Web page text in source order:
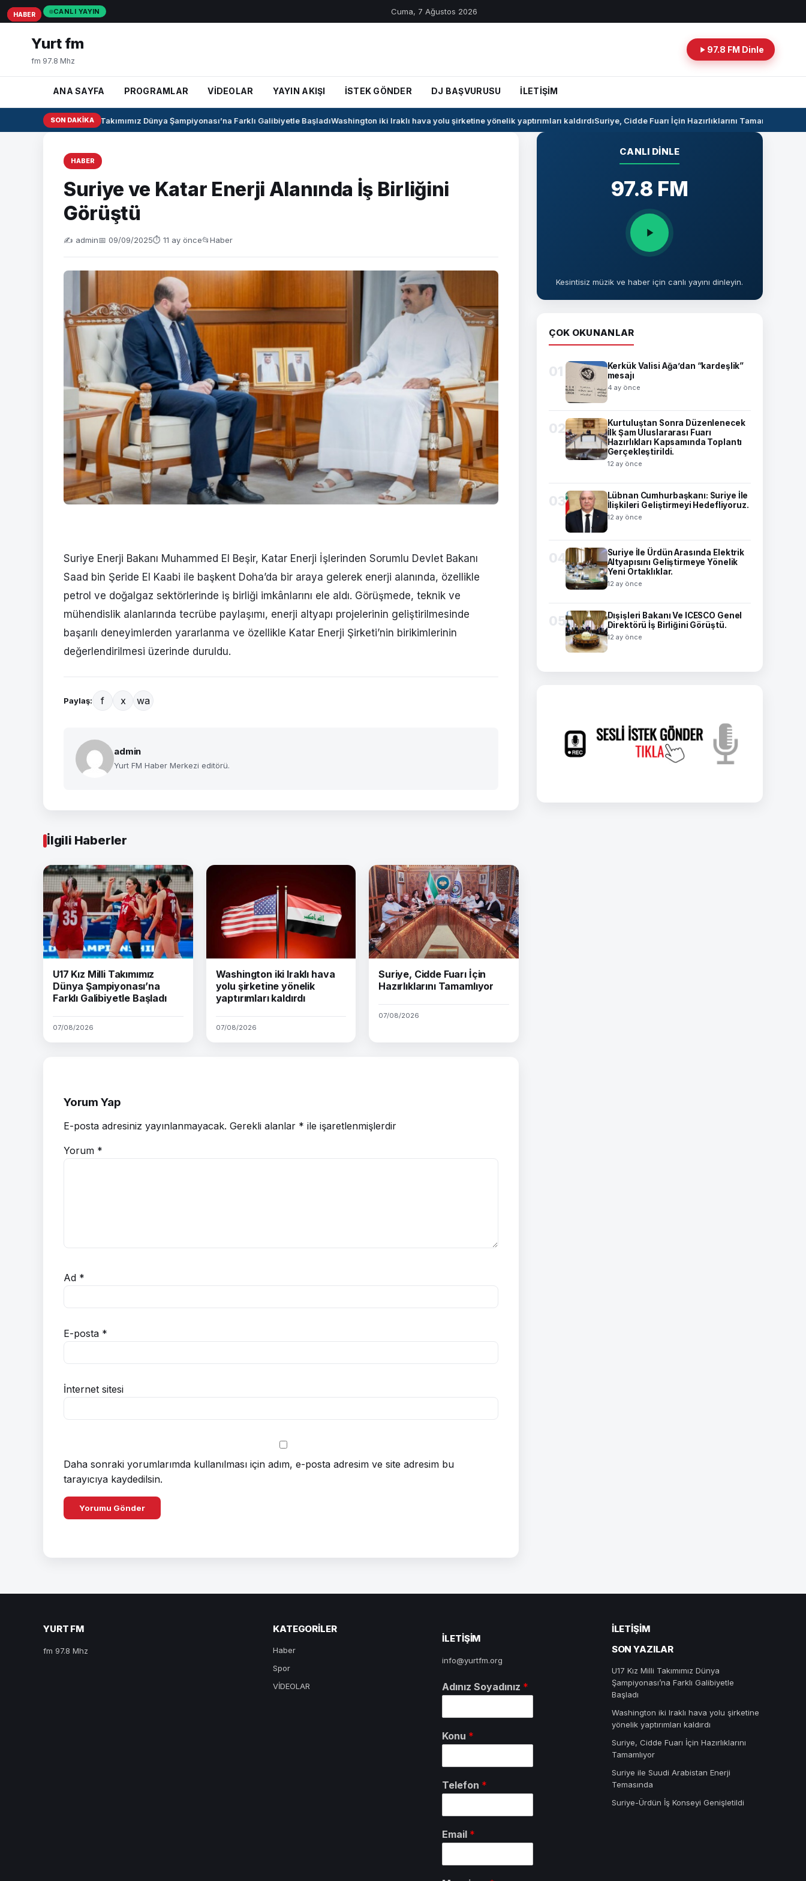
CANLI YAYIN Cuma, 7 Ağustos 2026
Yurt fm
fm 97.8 Mhz
97.8 FM Dinle
ANA SAYFA PROGRAMLAR VİDEOLAR YAYIN AKIŞI İSTEK GÖNDER DJ BAŞVURUSU İLETİŞİM
SON DAKIKA
U17 Kız Milli Takımımız Dünya Şampiyonası’na Farklı Galibiyetle BaşladıWashington iki Iraklı hava yolu şirketine yönelik yaptırımları kaldırdıSuriye, Cidde Fuarı İçin Hazırlıklarını Tamamlıyor
HABER
Suriye ve Katar Enerji Alanında İş Birliğini
Görüştü
✍️ admin📅 09/09/2025⏱ 11 ay önce📂Haber
Suriye Enerji Bakanı Muhammed El Beşir, Katar Enerji İşlerinden Sorumlu Devlet Bakanı
Saad bin Şeride El Kaabi ile başkent Doha’da bir araya gelerek enerji alanında, özellikle
petrol ve doğalgaz sektörlerinde iş birliği imkânlarını ele aldı. Görüşmede, teknik ve
mühendislik alanlarında tecrübe paylaşımı, enerji altyapı projelerinin geliştirilmesinde
başarılı deneyimlerden yararlanma ve özellikle Katar Enerji Şirketi’nin birikimlerinin
değerlendirilmesi üzerinde duruldu.
Paylaş: f x wa
admin
Yurt FM Haber Merkezi editörü.
İlgili Haberler
HABER
U17 Kız Milli Takımımız
Dünya Şampiyonası’na
Farklı Galibiyetle Başladı
07/08/2026
HABER
Washington iki Iraklı hava
yolu şirketine yönelik
yaptırımları kaldırdı
07/08/2026
HABER
Suriye, Cidde Fuarı İçin
Hazırlıklarını Tamamlıyor
07/08/2026
Yorum Yap
E-posta adresiniz yayınlanmayacak. Gerekli alanlar * ile işaretlenmişlerdir
Yorum *
Ad *
E-posta *
İnternet sitesi
Daha sonraki yorumlarımda kullanılması için adım, e-posta adresim ve site adresim bu
tarayıcıya kaydedilsin.
CANLI DINLE
97.8 FM
Kesintisiz müzik ve haber için canlı yayını dinleyin.
ÇOK OKUNANLAR
01
Kerkük Valisi Ağa’dan “kardeşlik”
mesajı
4 ay önce
02
Kurtuluştan Sonra Düzenlenecek
İlk Şam Uluslararası Fuarı
Hazırlıkları Kapsamında Toplantı
Gerçekleştirildi.
12 ay önce
03
Lübnan Cumhurbaşkanı: Suriye İle
İlişkileri Geliştirmeyi Hedefliyoruz.
12 ay önce
04
Suriye İle Ürdün Arasında Elektrik
Altyapısını Geliştirmeye Yönelik
Yeni Ortaklıklar.
12 ay önce
05
Dışişleri Bakanı Ve ICESCO Genel
Direktörü İş Birliğini Görüştü.
12 ay önce
YURT FM
fm 97.8 Mhz
KATEGORILER
Haber
Spor
VİDEOLAR
ILETIŞIM
info@yurtfm.org
Adınız Soyadınız *
Konu *
Telefon *
Email *
İLETIŞIM
SON YAZILAR
U17 Kız Milli Takımımız Dünya
Şampiyonası’na Farklı Galibiyetle
Başladı
Washington iki Iraklı hava yolu şirketine
yönelik yaptırımları kaldırdı
Suriye, Cidde Fuarı İçin Hazırlıklarını
Tamamlıyor
Suriye ile Suudi Arabistan Enerji
Temasında
Suriye-Ürdün İş Konseyi Genişletildi